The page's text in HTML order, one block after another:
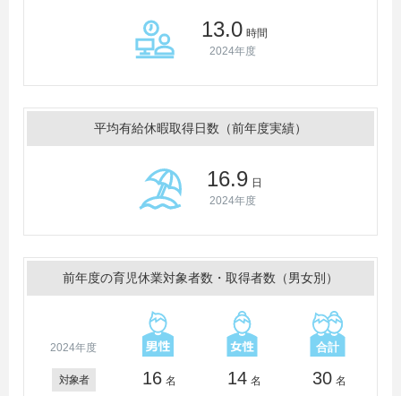
13.0 時間
2024年度
平均有給休暇取得日数（前年度実績）
16.9 日
2024年度
前年度の育児休業対象者数・取得者数（男女別）
2024年度
対象者 16 名 14 名 30 名